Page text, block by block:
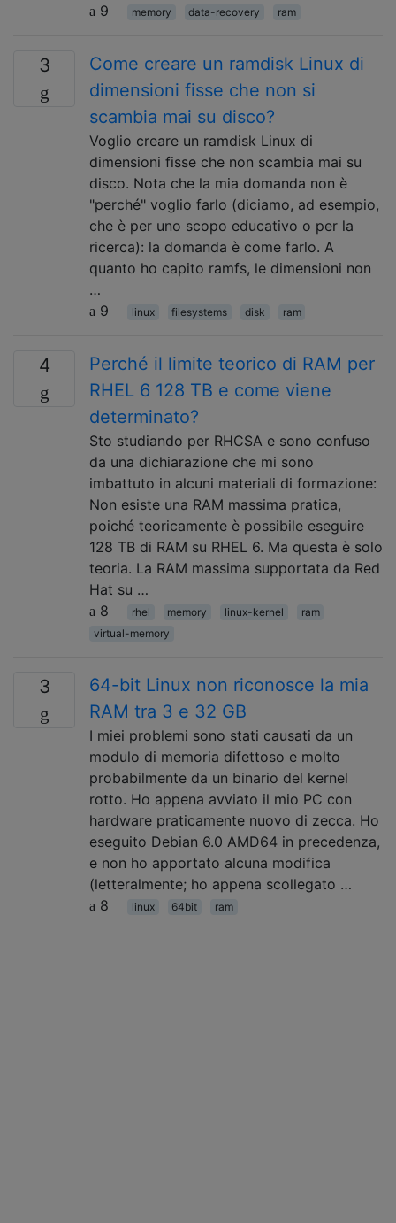
9
memory data-recovery ram
3
Come creare un ramdisk Linux di
dimensioni fisse che non si
scambia mai su disco?
Voglio creare un ramdisk Linux di
dimensioni fisse che non scambia mai su
disco. Nota che la mia domanda non è
"perché" voglio farlo (diciamo, ad esempio,
che è per uno scopo educativo o per la
ricerca): la domanda è come farlo. A
quanto ho capito ramfs, le dimensioni non
…
9
linux filesystems disk ram
4
Perché il limite teorico di RAM per
RHEL 6 128 TB e come viene
determinato?
Sto studiando per RHCSA e sono confuso
da una dichiarazione che mi sono
imbattuto in alcuni materiali di formazione:
Non esiste una RAM massima pratica,
poiché teoricamente è possibile eseguire
128 TB di RAM su RHEL 6. Ma questa è solo
teoria. La RAM massima supportata da Red
Hat su …
8
rhel memory linux-kernel
ram
virtual-memory
3
64-bit Linux non riconosce la mia
RAM tra 3 e 32 GB
I miei problemi sono stati causati da un
modulo di memoria difettoso e molto
probabilmente da un binario del kernel
rotto. Ho appena avviato il mio PC con
hardware praticamente nuovo di zecca. Ho
eseguito Debian 6.0 AMD64 in precedenza,
e non ho apportato alcuna modifica
(letteralmente; ho appena scollegato …
8
linux 64bit ram